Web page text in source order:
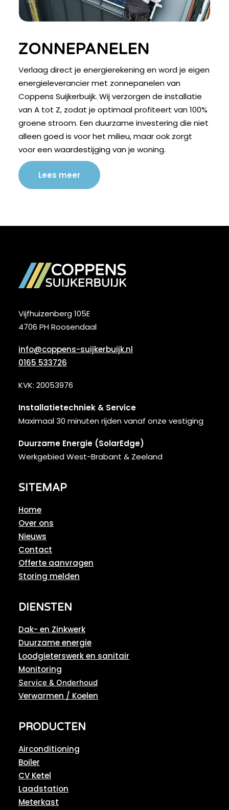
ZONNEPANELEN
Verlaag direct je energierekening en word je eigen
energieleverancier met zonnepanelen van
Coppens Suijkerbuijk. Wij verzorgen de installatie
van A tot Z, zodat je optimaal profiteert van 100%
groene stroom. Een duurzame investering die niet
alleen goed is voor het milieu, maar ook zorgt
voor een waardestijging van je woning.
Lees meer
Vijfhuizenberg 105E
4706 PH Roosendaal
info@coppens-suijkerbuijk.nl
0165 533726
KVK: 20053976
Installatietechniek & Service
Maximaal 30 minuten rijden vanaf onze vestiging
Duurzame Energie (SolarEdge)
Werkgebied West-Brabant & Zeeland
SITEMAP
Home
Over ons
Nieuws
Contact
Offerte aanvragen
Storing melden
DIENSTEN
Dak- en Zinkwerk
Duurzame energie
Loodgieterswerk en sanitair
Monitoring
Service & Onderhoud
Verwarmen / Koelen
PRODUCTEN
Airconditioning
Boiler
CV Ketel
Laadstation
Meterkast